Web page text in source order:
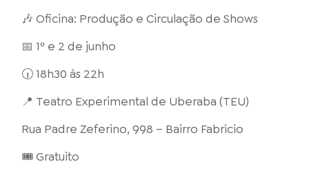
🎶 Oficina: Produção e Circulação de Shows
📅 1º e 2 de junho
🕡 18h30 às 22h
📍 Teatro Experimental de Uberaba (TEU)
Rua Padre Zeferino, 998 – Bairro Fabrício
🎟️ Gratuito